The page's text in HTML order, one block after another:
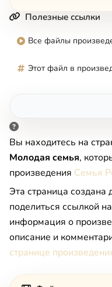
Полезные ссылки
Все файлы
Этот файл в
Вы находитесь на
Moлoдaя ceмья,
произведения Семья
Эта страница создана
поделиться ссылкой
информация о
описание и
странице